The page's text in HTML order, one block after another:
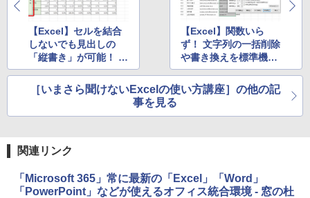
【Excel】セルを結合
しないでも見出しの
「縦書き」が可能！ 使
い勝手と見栄えを両立
するテク
【Excel】関数いら
ず！ 文字列の一括削除
や書き換えを標準機能
で効率的に
［いまさら聞けないExcelの使い方講座］の他の記
事を見る
関連リンク
「Microsoft 365」常に最新の「Excel」「Word」
「PowerPoint」などが使えるオフィス統合環境 - 窓の杜